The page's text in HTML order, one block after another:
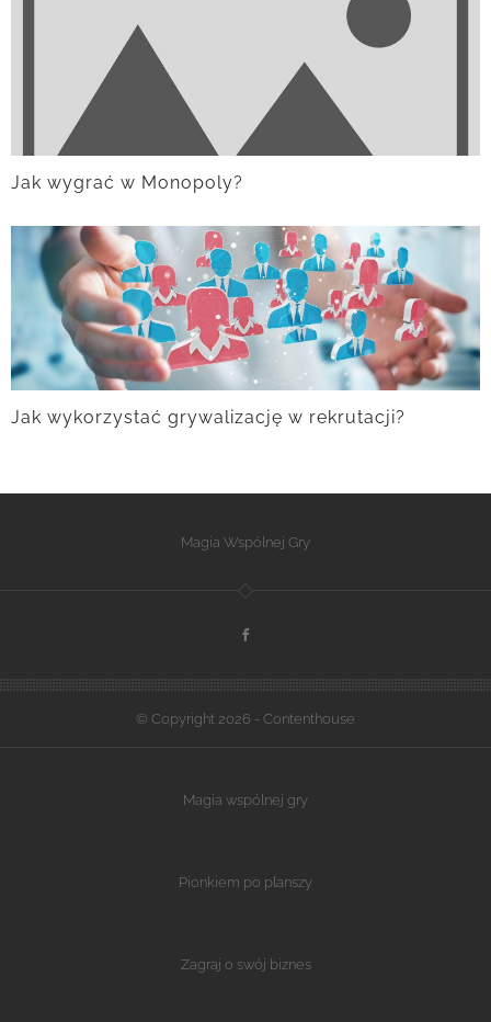
Jak wygrać w Monopoly?
Jak wykorzystać grywalizację w rekrutacji?
Magia Wspólnej Gry
© Copyright 2026 - Contenthouse
Magia wspólnej gry
Pionkiem po planszy
Zagraj o swój biznes